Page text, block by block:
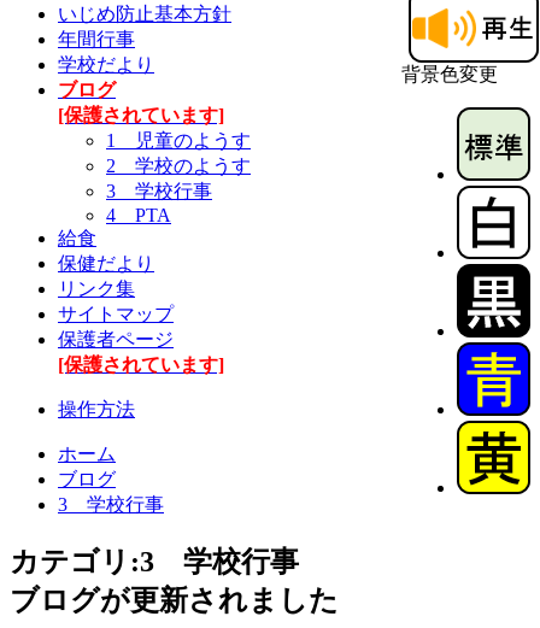
背景色変更
いじめ防止基本方針
年間行事
学校だより
ブログ
[保護されています]
1 児童のようす
2 学校のようす
3 学校行事
4 PTA
給食
保健だより
リンク集
サイトマップ
保護者ページ
[保護されています]
操作方法
ホーム
ブログ
3 学校行事
カテゴリ:3 学校行事
ブログが更新されました